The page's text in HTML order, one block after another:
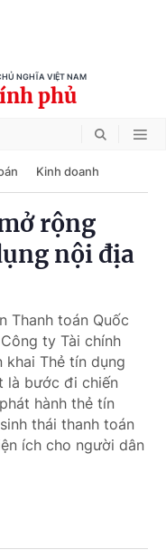
NGHĨA VIỆT NAM
phủ
Kinh doanh
rộng
nội địa
Thanh toán Quốc
ty Tài chính
khai Thẻ tín dụng
là bước đi chiến
hành thẻ tín
thái thanh toán
ích cho người dân